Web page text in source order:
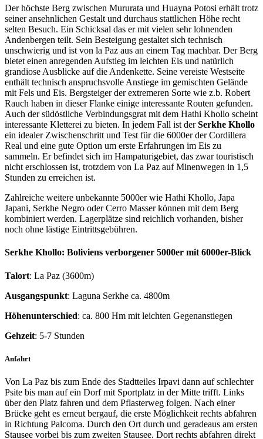
Der höchste Berg zwischen Mururata und Huayna Potosi erhält trotz
seiner ansehnlichen Gestalt und durchaus stattlichen Höhe recht
selten Besuch. Ein Schicksal das er mit vielen sehr lohnenden
Andenbergen teilt. Sein Besteigung gestaltet sich technisch
unschwierig und ist von la Paz aus an einem Tag machbar. Der Berg
bietet einen anregenden Aufstieg im leichten Eis und natürlich
grandiose Ausblicke auf die Andenkette. Seine vereiste Westseite
enthält technisch anspruchsvolle Anstiege im gemischten Gelände
mit Fels und Eis. Bergsteiger der extremeren Sorte wie z.b. Robert
Rauch haben in dieser Flanke einige interessante Routen gefunden.
Auch der südöstliche Verbindungsgrat mit dem Hathi Khollo scheint
interessante Kletterei zu bieten. In jedem Fall ist derSerkhe Khollo
ein idealer Zwischenschritt und Test für die 6000er der Cordillera
Real und eine gute Option um erste Erfahrungen im Eis zu
sammeln. Er befindet sich im Hampaturigebiet, das zwar touristisch
nicht erschlossen ist, trotzdem von La Paz auf Minenwegen in 1,5
Stunden zu erreichen ist.
Zahlreiche weitere unbekannte 5000er wie Hathi Khollo, Japa
Japani, Serkhe Negro oder Cerro Masser können mit dem Berg
kombiniert werden. Lagerplätze sind reichlich vorhanden, bisher
noch ohne lästige Eintrittsgebühren.
Serkhe Khollo: Boliviens verborgener 5000er mit 6000er-Blick
Talort: La Paz (3600m)
Ausgangspunkt: Laguna Serkhe ca. 4800m
Höhenunterschied: ca. 800 Hm mit leichten Gegenanstiegen
Gehzeit: 5-7 Stunden
Anfahrt
Von La Paz bis zum Ende des Stadtteiles Irpavi dann auf schlechter
Psite bis man auf ein Dorf mit Sportplatz in der Mitte trifft. Links
über den Platz fahren und dem Pflasterweg folgen. Nach einer
Brücke geht es erneut bergauf, die erste Möglichkeit rechts abfahren
in Richtung Palcoma. Durch den Ort durch und geradeaus am ersten
Stausee vorbei bis zum zweiten Stausee. Dort rechts abfahren direkt